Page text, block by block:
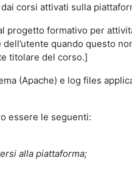
corsi attivati sulla
progetto formativo per
quando questo
titolare del corso.]
(Apache) e log files
essere le seguenti:
alla piattaforma;